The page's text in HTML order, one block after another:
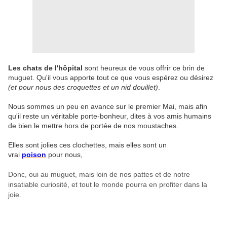
Les chats de l'hôpital sont heureux de vous offrir ce brin de
muguet. Qu'il vous apporte tout ce que vous espérez ou désirez
(et pour nous des croquettes et un nid douillet)
Nous sommes un peu en avance sur le premier Mai, mais afin
qu'il reste un véritable porte-bonheur, dites à vos amis humains
de bien le mettre hors de portée de nos moustaches.
Elles sont jolies ces clochettes, mais elles sont un
vrai poison pour nous,
Donc, oui au muguet, mais loin de nos pattes et de notre
insatiable curiosité, et tout le monde pourra en profiter dans la
joie.